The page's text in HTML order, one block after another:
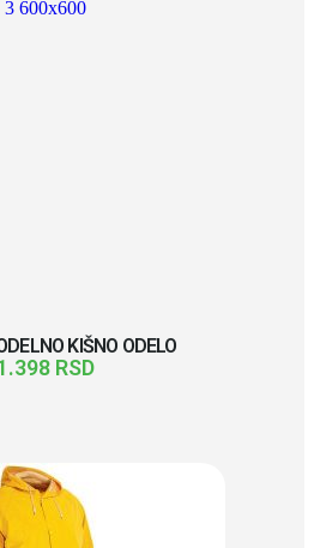
KIŠNO ODELO
RSD